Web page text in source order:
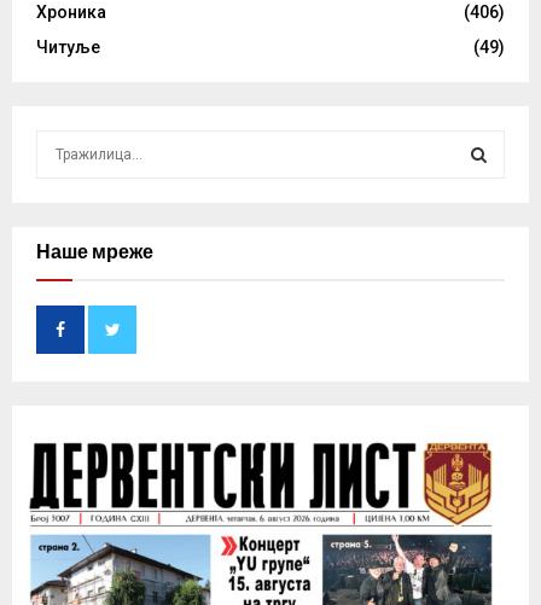
Хроника
(406)
Читуље
(49)
c
H
Наше мреже